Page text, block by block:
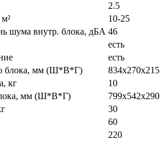
2.5
10-25
шума внутр. блока, дБА 46
есть
есть
блока, мм (Ш*В*Г)
834x270x215
кг
10
мм (Ш*В*Г)
799x542x290
30
60
220